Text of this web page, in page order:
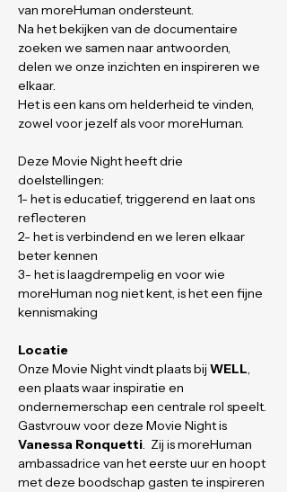
van moreHuman ondersteunt.
Na het bekijken van de documentaire
zoeken we samen naar antwoorden,
delen we onze inzichten en inspireren we
elkaar.
Het is een kans om helderheid te vinden,
zowel voor jezelf als voor moreHuman.
Deze Movie Night heeft drie
doelstellingen:
1- het is educatief, triggerend en laat ons
reflecteren
2- het is verbindend en we leren elkaar
beter kennen
3- het is laagdrempelig en voor wie
moreHuman nog niet kent, is het een fijne
kennismaking
Locatie
Onze Movie Night vindt plaats bij WELL,
een plaats waar inspiratie en
ondernemerschap een centrale rol speelt.
Gastvrouw voor deze Movie Night is
Vanessa Ronquetti.  Zij is moreHuman
ambassadrice van het eerste uur en hoopt
met deze boodschap gasten te inspireren